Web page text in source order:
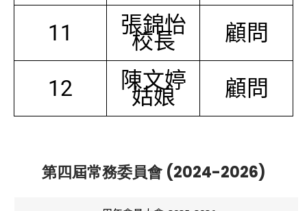
11 張錦怡
校長 顧問
12 陳文婷
姑娘 顧問
第四屆常務委員會 (2024-2026)